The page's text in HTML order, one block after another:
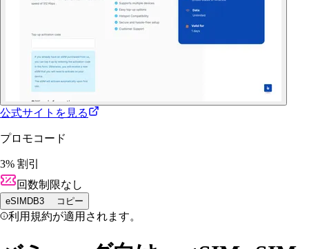
公式サイトを見る
プロモコード
3% 割引
回数制限なし
eSIMDB3 コピー
利用規約が適用されます。